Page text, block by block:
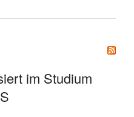
im Studium